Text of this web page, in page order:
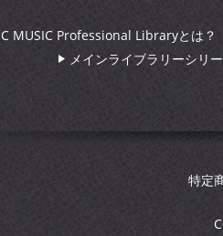
C MUSIC Professional Libraryとは？
メインライブラリーシリー
特定